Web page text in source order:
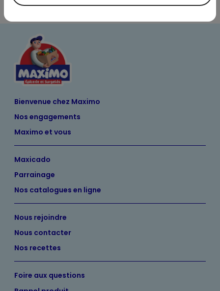
Bienvenue chez Maximo
Nos engagements
Maximo et vous
Maxicado
Parrainage
Nos catalogues en ligne
Nous rejoindre
Nous contacter
Nos recettes
Foire aux questions